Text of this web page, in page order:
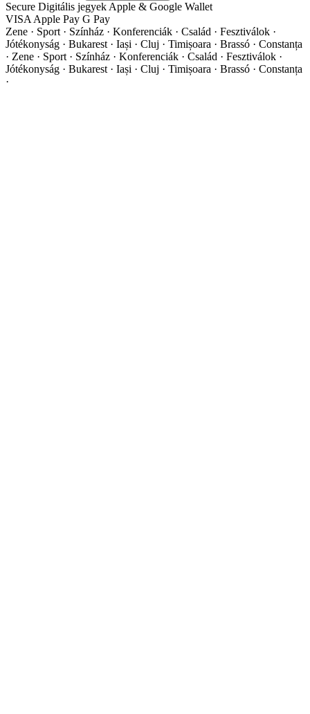
Secure Digitális jegyek Apple & Google Wallet
VISA Apple Pay G Pay
Zene · Sport · Színház · Konferenciák · Család · Fesztiválok ·
Jótékonyság · Bukarest · Iași · Cluj · Timișoara · Brassó · Constanța
· Zene · Sport · Színház · Konferenciák · Család · Fesztiválok ·
Jótékonyság · Bukarest · Iași · Cluj · Timișoara · Brassó · Constanța
·